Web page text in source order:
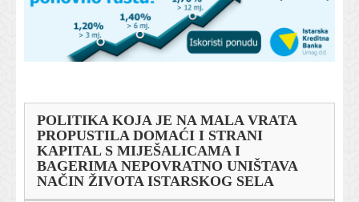
POLITIKA KOJA JE NA MALA VRATA
PROPUSTILA DOMAĆI I STRANI
KAPITAL S MIJEŠALICAMA I
BAGERIMA NEPOVRATNO UNIŠTAVA
NAČIN ŽIVOTA ISTARSKOG SELA